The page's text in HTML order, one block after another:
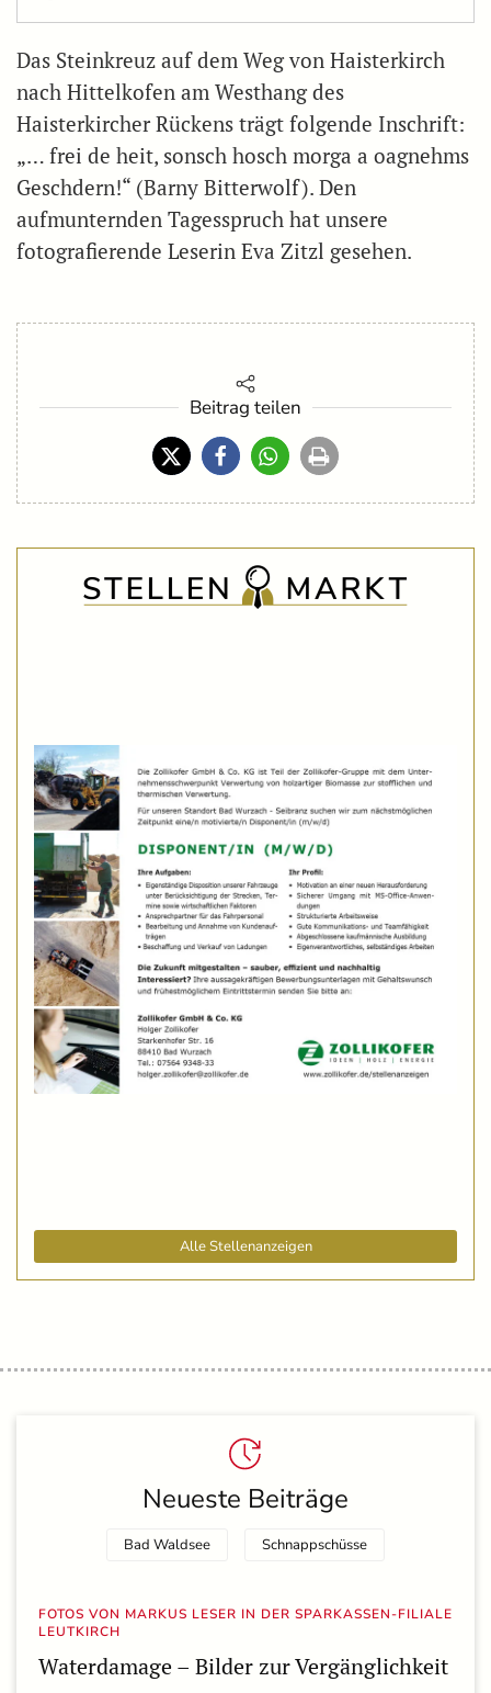
Das Steinkreuz auf dem Weg von Haisterkirch
nach Hittelkofen am Westhang des
Haisterkircher Rückens trägt folgende Inschrift:
„… frei de heit, sonsch hosch morga a oagnehms
Geschdern!“ (Barny Bitterwolf). Den
aufmunternden Tagesspruch hat unsere
fotografierende Leserin Eva Zitzl gesehen.
Beitrag teilen
Alle Stellenanzeigen
Neueste Beiträge
Bad Waldsee Schnappschüsse
FOTOS VON MARKUS LESER IN DER SPARKASSEN-FILIALE
LEUTKIRCH
Waterdamage – Bilder zur Vergänglichkeit